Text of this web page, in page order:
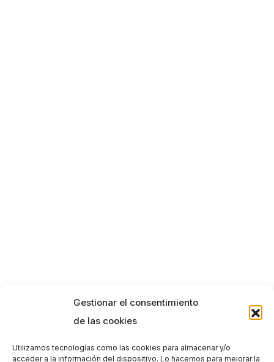
Gestionar el consentimiento
de las cookies
Utilizamos tecnologías como las cookies para almacenar y/o
acceder a la información del dispositivo. Lo hacemos para mejorar la